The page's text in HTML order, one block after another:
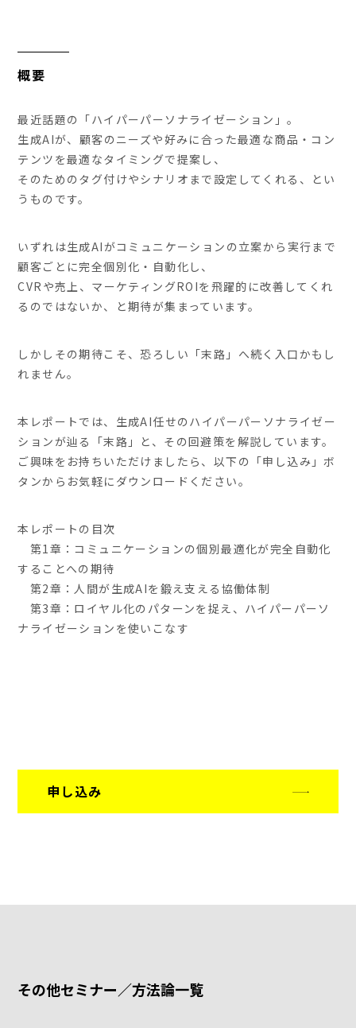
概要
最近話題の「ハイパーパーソナライゼーション」。
生成AIが、顧客のニーズや好みに合った最適な商品・コン
テンツを最適なタイミングで提案し、
そのためのタグ付けやシナリオまで設定してくれる、とい
うものです。
いずれは生成AIがコミュニケーションの立案から実行まで
顧客ごとに完全個別化・自動化し、
CVRや売上、マーケティングROIを飛躍的に改善してくれ
るのではないか、と期待が集まっています。
しかしその期待こそ、恐ろしい「末路」へ続く入口かもし
れません。
本レポートでは、生成AI任せのハイパーパーソナライゼー
ションが辿る「末路」と、その回避策を解説しています。
ご興味をお持ちいただけましたら、以下の「申し込み」ボ
タンからお気軽にダウンロードください。
本レポートの目次
第1章：コミュニケーションの個別最適化が完全自動化
することへの期待
第2章：人間が生成AIを鍛え支える協働体制
第3章：ロイヤル化のパターンを捉え、ハイパーパーソ
ナライゼーションを使いこなす
申し込み
その他セミナー／方法論一覧